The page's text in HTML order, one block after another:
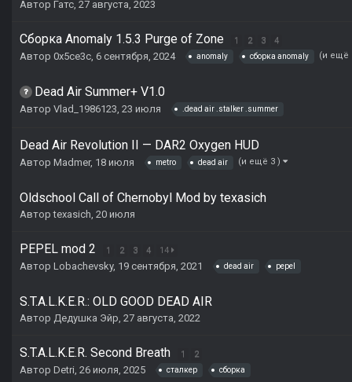
Автор Гатс, 27 августа, 2023
Сборка Anomaly 1.5.3 Purge of Zone 1 2 3 4
Автор 0x5ce3c, 6 сентября, 2024 anomaly сборка anomaly (и ещё
Dead Air Summer+ V1.0
Автор Vlad_1986123, 23 июля .dead air .stalker .summer
Dead Air Revolution II — DAR2 Oxygen HUD
Автор Madmer, 18 июля metro dead air (и ещё 3 )
Oldschool Call of Chernobyl Mod by texasich
Авторtexasich, 20 июля
PEPEL mod 2 1 2 3 4 14
Автор Lobachevsky, 19 сентября, 2021 dead air pepel
S.T.A.L.K.E.R.: OLD GOOD DEAD AIR
Автор Дедушка Эйр, 27 августа, 2022
S.T.A.L.K.E.R. Second Breath 1 2
Автор Detri, 26 июля, 2025 сталкер сборка